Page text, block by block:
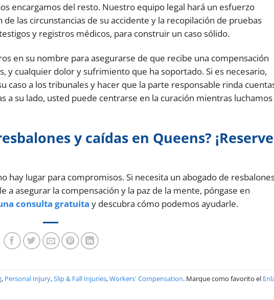
encargamos del resto. Nuestro equipo legal hará un esfuerzo
las circunstancias de su accidente y la recopilación de pruebas
y registros médicos, para construir un caso sólido.
en su nombre para asegurarse de que recibe una compensación
y cualquier dolor y sufrimiento que ha soportado. Si es necesario,
caso a los tribunales y hacer que la parte responsable rinda
a su lado, usted puede centrarse en la curación mientras luchamos
y caídas en Queens? ¡Reserve
hay lugar para compromisos. Si necesita un abogado de
a asegurar la compensación y la paz de la mente, póngase en
consulta gratuita y descubra cómo podemos ayudarle.
, Personal Injury,Slip & Fall Injuries,Workers' Compensation. Marque como favorito el